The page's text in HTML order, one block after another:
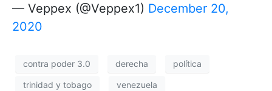
— Veppex (@Veppex1) December 20,
2020
contra poder 3.0 derecha política
trinidad y tobago venezuela